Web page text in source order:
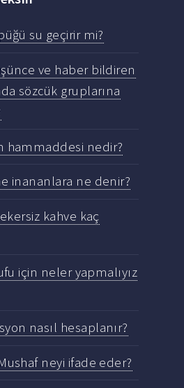
su geçirir mi?
ve haber bildiren
sözcük gruplarına
hammaddesi nedir?
inananlara ne denir?
kahve kaç
için neler yapmalıyız
nasıl hesaplanır?
neyi ifade eder?